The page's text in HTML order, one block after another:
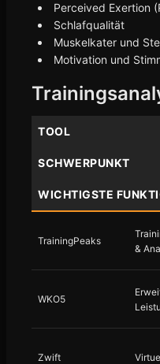
Perceived Exertion
Schlafqualität
Muskelkater und
Motivation und
TOOL
SCHWERPUNKT
WICHTIGSTE
TrainingPeaks
&
WKO5
Zwift